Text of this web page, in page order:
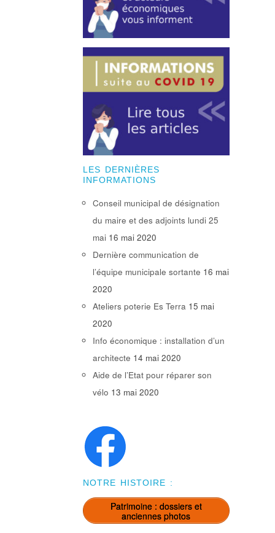
LES DERNIÈRES
INFORMATIONS
Conseil municipal de désignation
du maire et des adjoints lundi 25
mai 16 mai 2020
Dernière communication de
l’équipe municipale sortante 16 mai
2020
Ateliers poterie Es Terra 15 mai
2020
Info économique : installation d’un
architecte 14 mai 2020
Aide de l’Etat pour réparer son
vélo 13 mai 2020
NOTRE HISTOIRE :
Patrimoine : dossiers et
anciennes photos